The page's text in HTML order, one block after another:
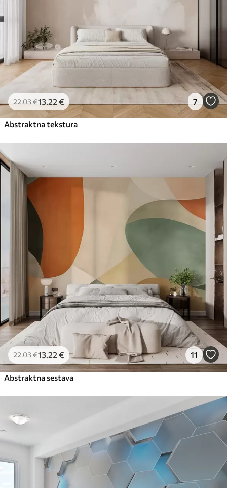
22.03€13 .22 € 7
Abstraktna tekstura
22.03€13 .22 € 11
Abstraktna sestava